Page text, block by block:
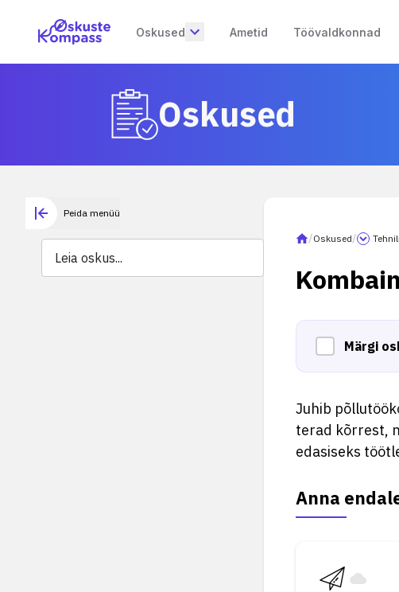
Oskused Ametid Töövaldkonnad
Oskused
Peida menüü
/Oskused/
Märgi
Juhib
terad kõrrest,
edasiseks
Anna